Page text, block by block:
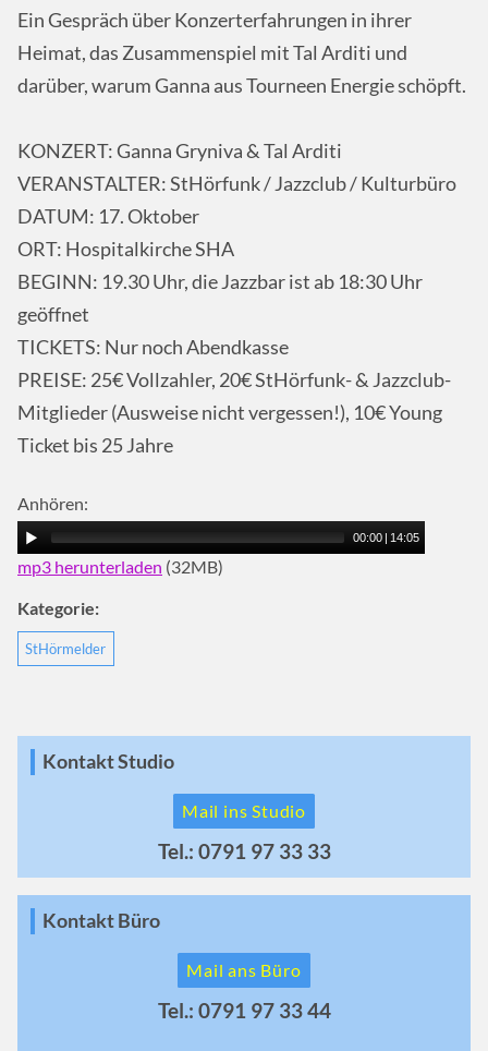
Ein Gespräch über Konzerterfahrungen in ihrer
Heimat, das Zusammenspiel mit Tal Arditi und
darüber, warum Ganna aus Tourneen Energie schöpft.
KONZERT: Ganna Gryniva & Tal Arditi
VERANSTALTER: StHörfunk / Jazzclub / Kulturbüro
DATUM: 17. Oktober
ORT: Hospitalkirche SHA
BEGINN: 19.30 Uhr, die Jazzbar ist ab 18:30 Uhr
geöffnet
TICKETS: Nur noch Abendkasse
PREISE: 25€ Vollzahler, 20€ StHörfunk- & Jazzclub-
Mitglieder (Ausweise nicht vergessen!), 10€ Young
Ticket bis 25 Jahre
Anhören:
00:00 | 14:05
mp3 herunterladen (32MB)
Kategorie:
StHörmelder
Kontakt Studio
Mail ins Studio
Tel.: 0791 97 33 33
Kontakt Büro
Mail ans Büro
Tel.: 0791 97 33 44